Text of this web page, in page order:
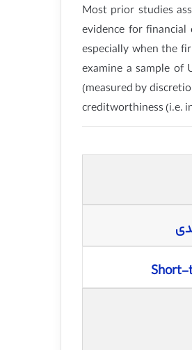
Most prior studies
evidence for
especially when the
examine a sample of
(measured by
creditworthiness (i.e.
Short-